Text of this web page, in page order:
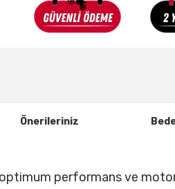
Önerileriniz
performans ve